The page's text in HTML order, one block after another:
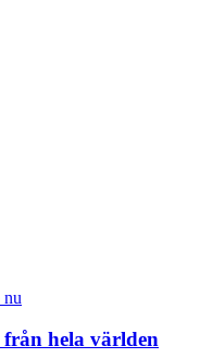
hela världen